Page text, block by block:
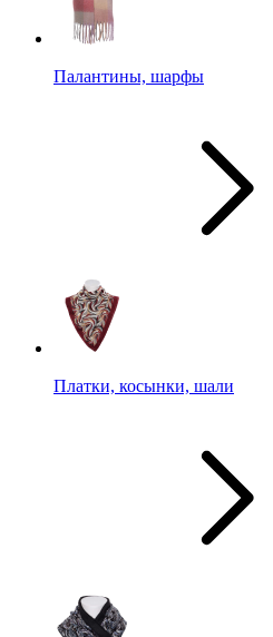
Палантины, шарфы
Платки, косынки, шали